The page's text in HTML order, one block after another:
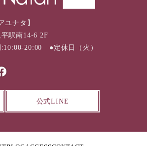
ユナタ】
駅南14-6 2F
20:00 ●定休日（火）
公式LINE